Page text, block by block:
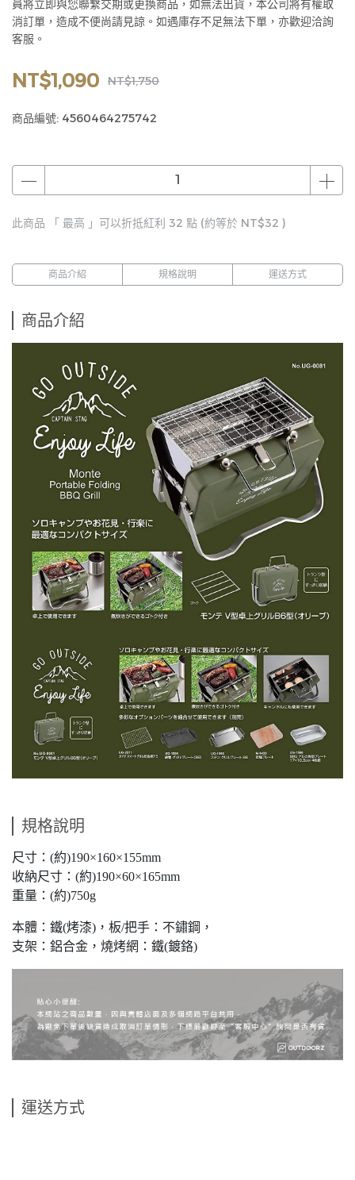
員將立即與您聯繫交期或更換商品，如無法出貨，本公司將有權取
消訂單，造成不便尚請見諒。如遇庫存不足無法下單，亦歡迎洽詢
客服。
NT$1,090 NT$1,750
商品編號: 4560464275742
此商品 「 最高 」可以折抵紅利 32 點 (約等於 NT$32 )
商品介紹 規格說明 運送方式
商品介紹
規格說明
尺寸：(約)190×160×155mm
收納尺寸：(約)190×60×165mm
重量：(約)750g
本體：鐵(烤漆)，板/把手：不鏽鋼，
支架：鋁合金，燒烤網：鐵(鍍鉻)
運送方式